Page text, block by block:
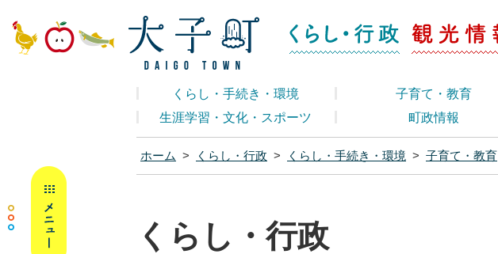
大子町ホームページ くらし・行政
くらし・行政
くらし・手続き・環境 子育て・教育
生涯学習・文化・スポーツ
町政情報
ホーム > くらし・行政 > くらし・手続き・環境 > 子育て・教育
くらし・行政